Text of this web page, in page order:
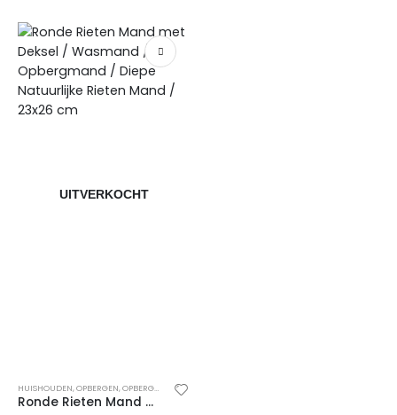
UITVERKOCHT
HUISHOUDEN,OPBERGEN,OPBERGMANDEN
Ronde Rieten Mand met Deksel / Wasmand / Opbergmand / Diepe Natuurlijke Rieten Mand / 23×26 ​​cm